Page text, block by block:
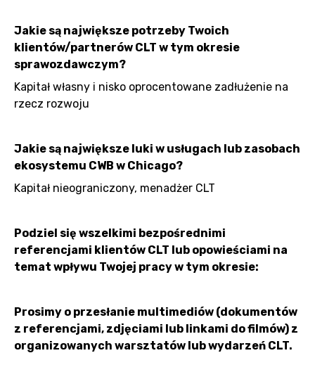
Jakie są największe potrzeby Twoich
klientów/partnerów CLT w tym okresie
sprawozdawczym?
Kapitał własny i nisko oprocentowane zadłużenie na
rzecz rozwoju
Jakie są największe luki w usługach lub zasobach
ekosystemu CWB w Chicago?
Kapitał nieograniczony, menadżer CLT
Podziel się wszelkimi bezpośrednimi
referencjami klientów CLT lub opowieściami na
temat wpływu Twojej pracy w tym okresie:
Prosimy o przesłanie multimediów (dokumentów
z referencjami, zdjęciami lub linkami do filmów) z
organizowanych warsztatów lub wydarzeń CLT.